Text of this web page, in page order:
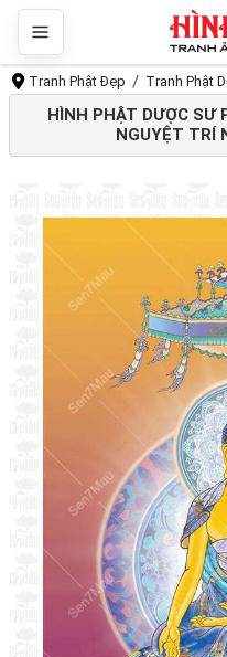
Tranh Phật Đẹp Tranh Phật
HÌNH PHẬT DƯỢC SƯ
NGUYỆT TRÍ